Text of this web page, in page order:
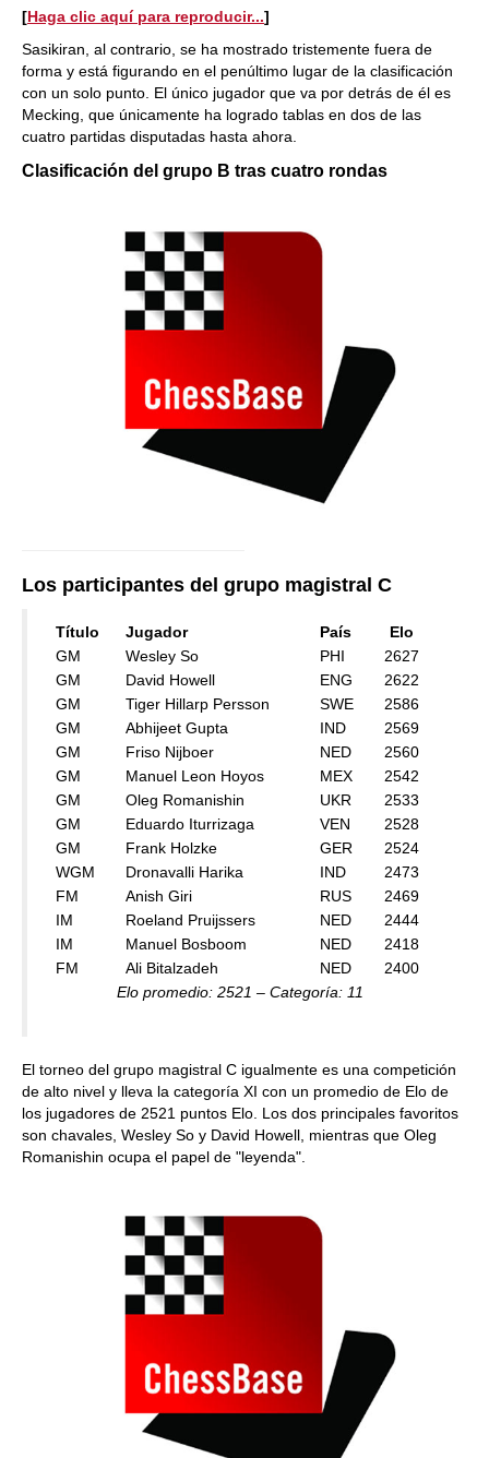
[Haga clic aquí para reproducir...]
Sasikiran, al contrario, se ha mostrado tristemente fuera de
forma y está figurando en el penúltimo lugar de la clasificación
con un solo punto. El único jugador que va por detrás de él es
Mecking, que únicamente ha logrado tablas en dos de las
cuatro partidas disputadas hasta ahora.
Clasificación del grupo B tras cuatro rondas
Los participantes del grupo magistral C
Título Jugador País
Elo
GM
Wesley So PHI
2627
GM
David Howell ENG
2622
GM
Tiger Hillarp Persson SWE
2586
GM
Abhijeet Gupta IND
2569
GM
Friso Nijboer NED
2560
GM
Manuel Leon Hoyos MEX
2542
GM
Oleg Romanishin UKR
2533
GM
Eduardo Iturrizaga VEN
2528
GM
Frank Holzke GER
2524
WGM
Dronavalli Harika IND
2473
FM
Anish Giri RUS
2469
IM
Roeland Pruijssers NED
2444
IM
Manuel Bosboom NED
2418
FM
Ali Bitalzadeh NED
2400
Elo promedio: 2521 – Categoría: 11
El torneo del grupo magistral C igualmente es una competición
de alto nivel y lleva la categoría XI con un promedio de Elo de
los jugadores de 2521 puntos Elo. Los dos principales favoritos
son chavales, Wesley So y David Howell, mientras que Oleg
Romanishin ocupa el papel de "leyenda".